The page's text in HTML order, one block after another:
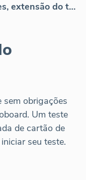
Testes do Octoboard: limitações, extensão do teste
sem obrigações
Um teste
de cartão de
seu teste.